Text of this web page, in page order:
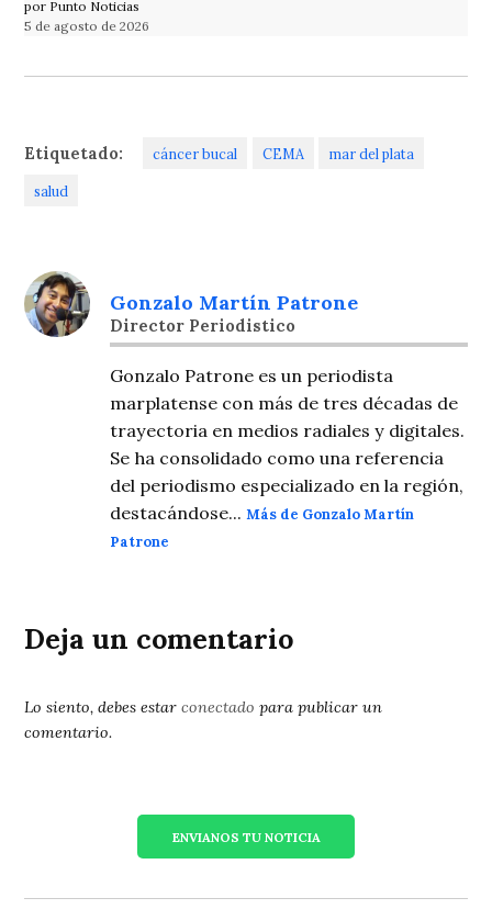
por Punto Noticias
5 de agosto de 2026
Etiquetado: cáncer bucal CEMA mar del plata
salud
Gonzalo Martín Patrone
Director Periodistico
Gonzalo Patrone es un periodista
marplatense con más de tres décadas de
trayectoria en medios radiales y digitales.
Se ha consolidado como una referencia
del periodismo especializado en la región,
destacándose...Más de Gonzalo Martín
Patrone
Deja un comentario
Lo siento, debes estarconectado para publicar un
comentario.
ENVIANOS TU NOTICIA